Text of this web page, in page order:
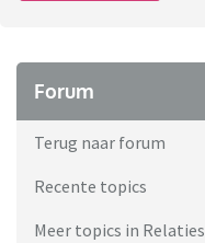
Forum
Terug naar forum
Recente topics
Meer topics in Relaties